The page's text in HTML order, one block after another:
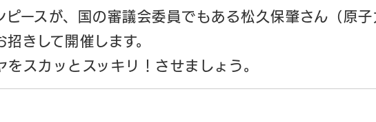
ピースが、国の審議会委員でもある松久保肇さん（原
招きして開催します。
をスカッとスッキリ！させましょう。